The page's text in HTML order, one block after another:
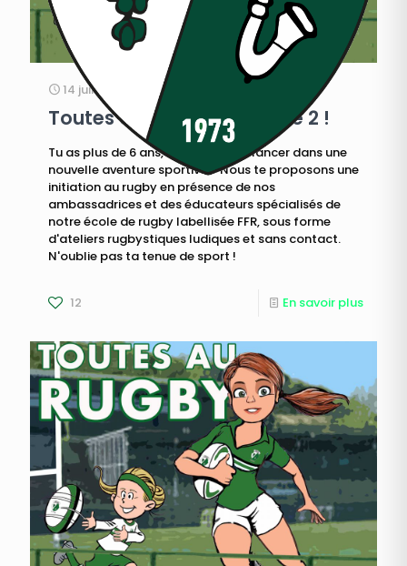
14 juin 2021
Toutes au rugby – épisode 2 !
Tu as plus de 6 ans, tu aimerais te lancer dans une
nouvelle aventure sportive ? Nous te proposons une
initiation au rugby en présence de nos
ambassadrices et des éducateurs spécialisés de
notre école de rugby labellisée FFR, sous forme
d'ateliers rugbystiques ludiques et sans contact.
N'oublie pas ta tenue de sport !
12 En savoir plus